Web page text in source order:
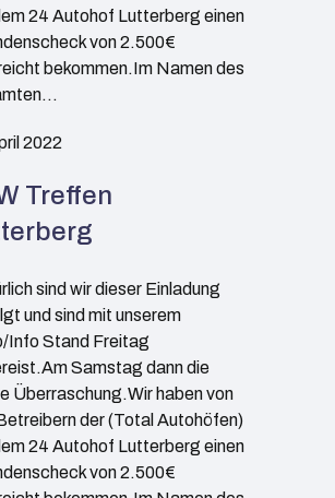
24 Autohof Lutterberg einen
von 2.500€
bekommen.Im Namen des
2022
Treffen
sind wir dieser Einladung
und sind mit unserem
Info Stand Freitag
Samstag dann die
Überraschung.Wir haben von
der (Total Autohöfen)
24 Autohof Lutterberg einen
von 2.500€